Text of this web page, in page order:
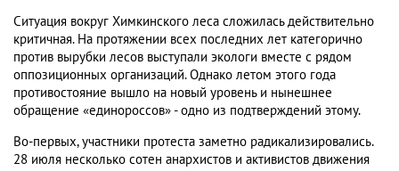
Ситуация вокруг Химкинского леса сложилась действительно
критичная. На протяжении всех последних лет категорично
против вырубки лесов выступали экологи вместе с рядом
оппозиционных организаций. Однако летом этого года
противостояние вышло на новый уровень и нынешнее
обращение «единороссов» - одно из подтверждений этому.
Во-первых, участники протеста заметно радикализировались.
28 июля несколько сотен анархистов и активистов движения